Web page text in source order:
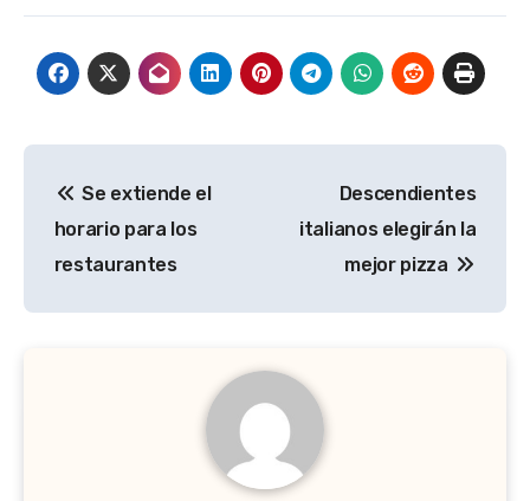
de
entradas
Se extiende el
horario para los
restaurantes
Descendientes
italianos elegirán la
mejor pizza